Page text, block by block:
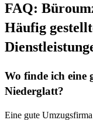
FAQ:
Häufig
Wo finde ich eine
Niederglatt?
Eine gute